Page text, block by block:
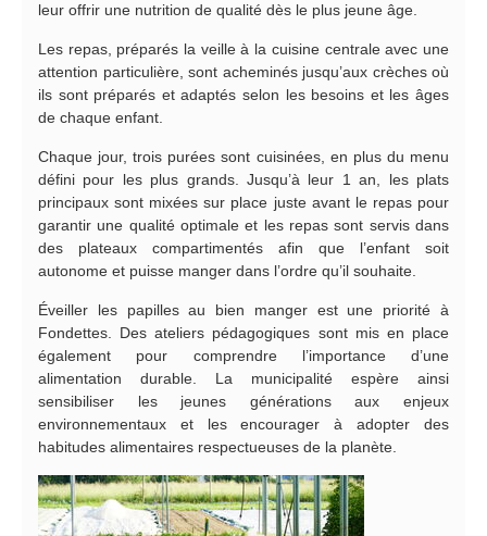
leur offrir une nutrition de qualité dès le plus jeune âge.
Les repas, préparés la veille à la cuisine centrale avec une
attention particulière, sont acheminés jusqu’aux crèches où
ils sont préparés et adaptés selon les besoins et les âges
de chaque enfant.
Chaque jour, trois purées sont cuisinées, en plus du menu
défini pour les plus grands. Jusqu’à leur 1 an, les plats
principaux sont mixées sur place juste avant le repas pour
garantir une qualité optimale et les repas sont servis dans
des plateaux compartimentés afin que l’enfant soit
autonome et puisse manger dans l’ordre qu’il souhaite.
Éveiller les papilles au bien manger est une priorité à
Fondettes. Des ateliers pédagogiques sont mis en place
également pour comprendre l’importance d’une
alimentation durable. La municipalité espère ainsi
sensibiliser les jeunes générations aux enjeux
environnementaux et les encourager à adopter des
habitudes alimentaires respectueuses de la planète.